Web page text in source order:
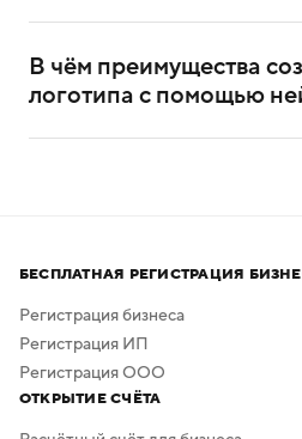
дизайнерского опыта. Он
самостоятельного создания
В чём преимущества
логотипа с помощью
а скачать результат можно
качестве. Дополнительная
в сервисе предусмотрено
фона.
БЕСПЛАТНАЯ РЕГИСТРАЦИЯ
Регистрация бизнеса
Регистрация ИП
Регистрация ООО
ОТКРЫТИЕ СЧЁТА